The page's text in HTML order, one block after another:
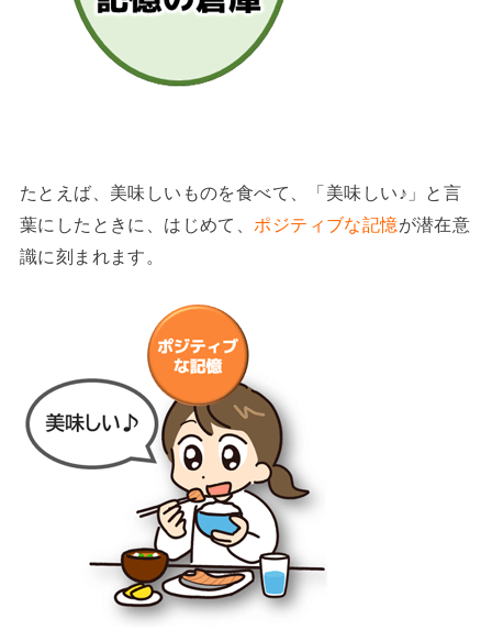
たとえば、美味しいものを食べて、「美味しい♪」と言
葉にしたときに、はじめて、 ポジティブな記憶が潜在意
識に刻まれます。